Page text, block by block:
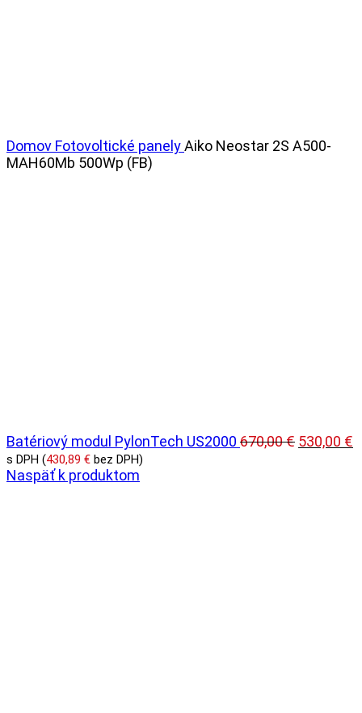
Domov Fotovoltické panelyAiko Neostar 2S A500-
MAH60Mb 500Wp (FB)
Batériový modul PylonTech US2000 670,00€ Pôvodná
530,00 €
s DPH (430,89 € bez DPH)
Naspäť k produktom